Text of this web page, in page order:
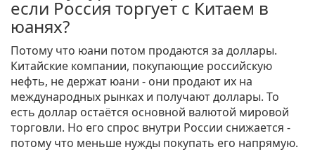
если Россия торгует с Китаем в
юанях?
Потому что юани потом продаются за доллары.
Китайские компании, покупающие российскую
нефть, не держат юани - они продают их на
международных рынках и получают доллары. То
есть доллар остаётся основной валютой мировой
торговли. Но его спрос внутри России снижается -
потому что меньше нужды покупать его напрямую.